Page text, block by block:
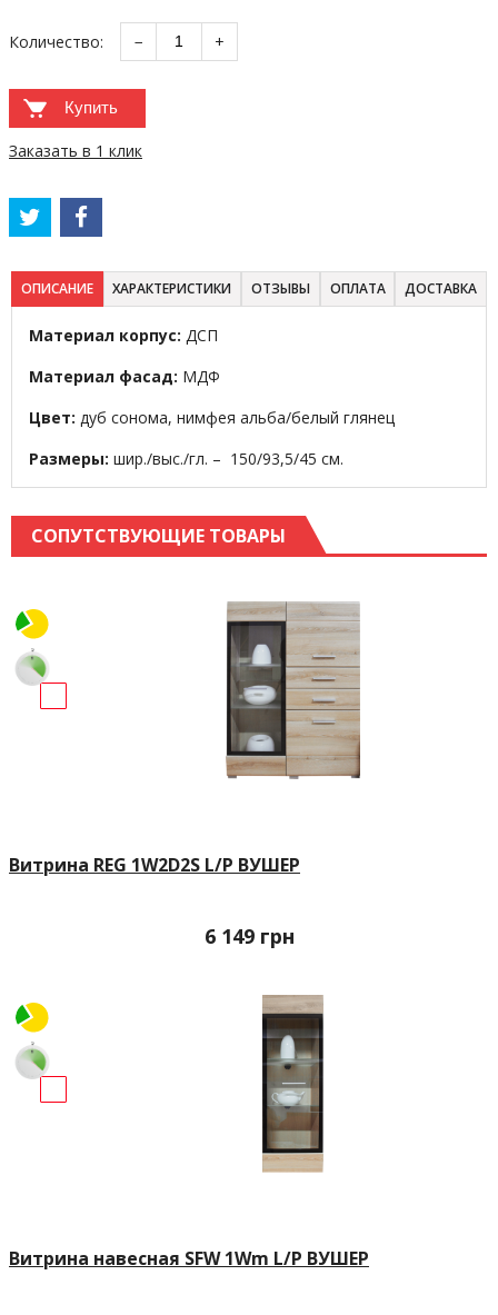
Количество: − +
Купить
Заказать в 1 клик
ОПИСАНИЕ ХАРАКТЕРИСТИКИ ОТЗЫВЫ ОПЛАТА ДОСТАВКА
Материал корпус: ДСП
Материал фасад: МДФ
Цвет: дуб сонома, нимфея альба/белый глянец
Размеры: шир./выс./гл. – 150/93,5/45 см.
СОПУТСТВУЮЩИЕ ТОВАРЫ
Витрина REG 1W2D2S L/P ВУШЕР
6 149 грн
Витрина навесная SFW 1Wm L/P ВУШЕР